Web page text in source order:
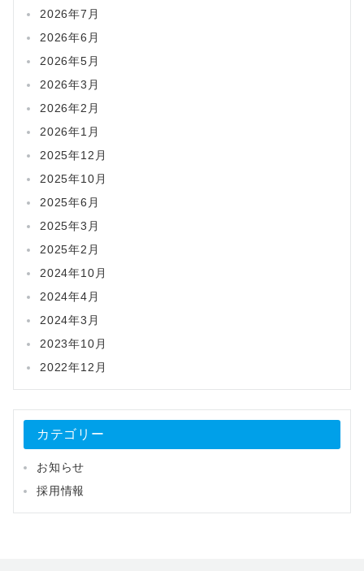
2026年7月
2026年6月
2026年5月
2026年3月
2026年2月
2026年1月
2025年12月
2025年10月
2025年6月
2025年3月
2025年2月
2024年10月
2024年4月
2024年3月
2023年10月
2022年12月
カテゴリー
お知らせ
採用情報